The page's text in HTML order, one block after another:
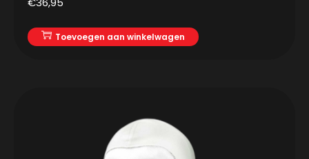
Toevoegen aan winkelwagen